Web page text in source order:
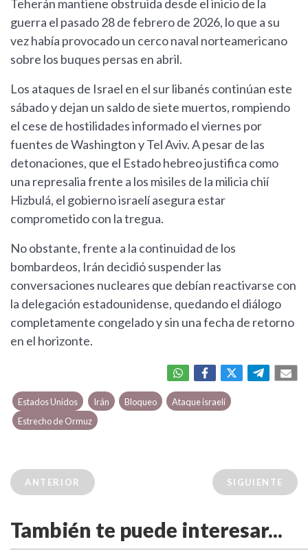
Teherán mantiene obstruida desde el inicio de la
guerra el pasado 28 de febrero de 2026, lo que a su
vez había provocado un cerco naval norteamericano
sobre los buques persas en abril.
Los ataques de Israel en el sur libanés continúan este
sábado y dejan un saldo de siete muertos, rompiendo
el cese de hostilidades informado el viernes por
fuentes de Washington y Tel Aviv. A pesar de las
detonaciones, que el Estado hebreo justifica como
una represalia frente a los misiles de la milicia chií
Hizbulá, el gobierno israelí asegura estar
comprometido con la tregua.
No obstante, frente a la continuidad de los
bombardeos, Irán decidió suspender las
conversaciones nucleares que debían reactivarse con
la delegación estadounidense, quedando el diálogo
completamente congelado y sin una fecha de retorno
en el horizonte.
Estados Unidos Irán Bloqueo
Ataque israelí
Estrecho de Ormuz
ANTERIOR SIGUIENTE
También te puede interesar...